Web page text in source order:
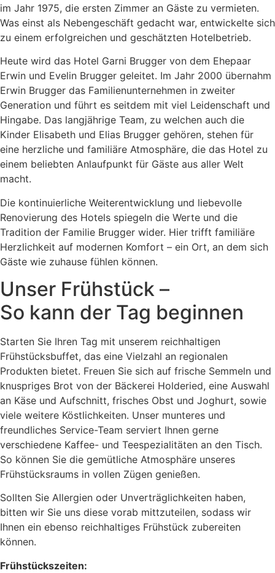
im Jahr 1975, die ersten Zimmer an Gäste zu vermieten.
Was einst als Nebengeschäft gedacht war, entwickelte sich
zu einem erfolgreichen und geschätzten Hotelbetrieb.
Heute wird das Hotel Garni Brugger von dem Ehepaar
Erwin und Evelin Brugger geleitet. Im Jahr 2000 übernahm
Erwin Brugger das Familienunternehmen in zweiter
Generation und führt es seitdem mit viel Leidenschaft und
Hingabe. Das langjährige Team, zu welchen auch die
Kinder Elisabeth und Elias Brugger gehören, stehen für
eine herzliche und familiäre Atmosphäre, die das Hotel zu
einem beliebten Anlaufpunkt für Gäste aus aller Welt
macht.
Die kontinuierliche Weiterentwicklung und liebevolle
Renovierung des Hotels spiegeln die Werte und die
Tradition der Familie Brugger wider. Hier trifft familiäre
Herzlichkeit auf modernen Komfort – ein Ort, an dem sich
Gäste wie zuhause fühlen können.
Unser Frühstück –
So kann der Tag beginnen
Starten Sie Ihren Tag mit unserem reichhaltigen
Frühstücksbuffet, das eine Vielzahl an regionalen
Produkten bietet. Freuen Sie sich auf frische Semmeln und
knuspriges Brot von der Bäckerei Holderied, eine Auswahl
an Käse und Aufschnitt, frisches Obst und Joghurt, sowie
viele weitere Köstlichkeiten. Unser munteres und
freundliches Service-Team serviert Ihnen gerne
verschiedene Kaffee- und Teespezialitäten an den Tisch.
So können Sie die gemütliche Atmosphäre unseres
Frühstücksraums in vollen Zügen genießen.
Sollten Sie Allergien oder Unverträglichkeiten haben,
bitten wir Sie uns diese vorab mittzuteilen, sodass wir
Ihnen ein ebenso reichhaltiges Frühstück zubereiten
können.
Frühstückszeiten: